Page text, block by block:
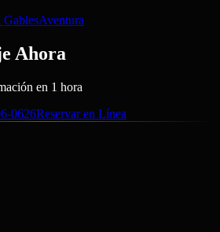
GablesAventura
Ahora
en 1 hora
0626Reservar en Línea